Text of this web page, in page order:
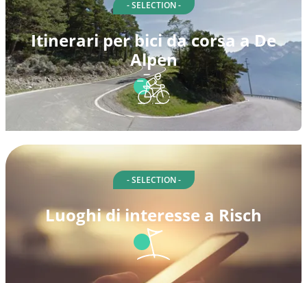
- SELECTION -
Itinerari per bici da corsa a De
Alpen
- SELECTION -
Luoghi di interesse a Risch